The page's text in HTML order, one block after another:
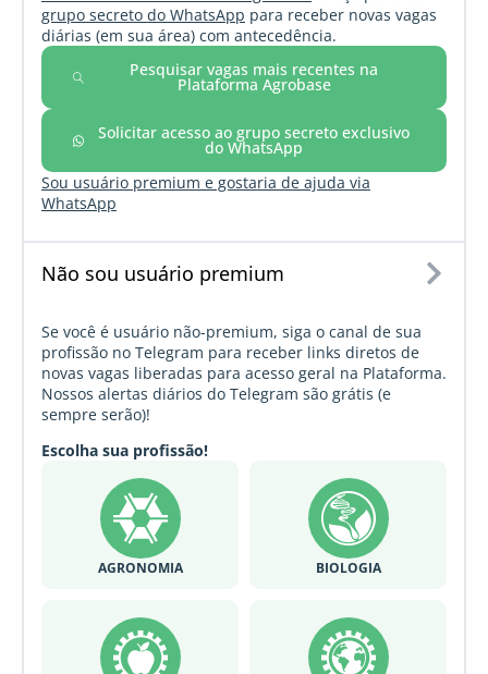
grupo secreto do WhatsApp para receber novas vagas
diárias (em sua área) com antecedência.
Pesquisar vagas mais recentes na
Plataforma Agrobase
Solicitar acesso ao grupo secreto exclusivo
do WhatsApp
Sou usuário premium e gostaria de ajuda via
WhatsApp
Não sou usuário premium
Se você é usuário não-premium, siga o canal de sua
profissão no Telegram para receber links diretos de
novas vagas liberadas para acesso geral na Plataforma.
Nossos alertas diários do Telegram são grátis (e
sempre serão)!
Escolha sua profissão!
AGRONOMIA BIOLOGIA